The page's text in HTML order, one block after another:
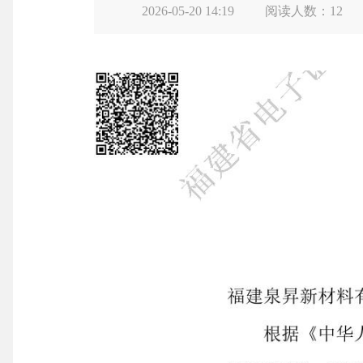
2026-05-20 14:19 阅读人数： 12